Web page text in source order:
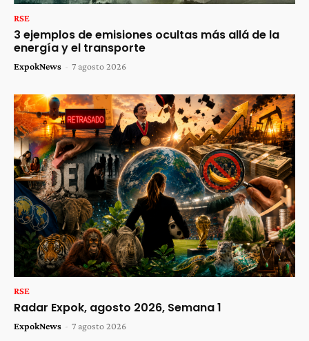
RSE
3 ejemplos de emisiones ocultas más allá de la
energía y el transporte
ExpokNews - 7 agosto 2026
RSE
Radar Expok, agosto 2026, Semana 1
ExpokNews - 7 agosto 2026